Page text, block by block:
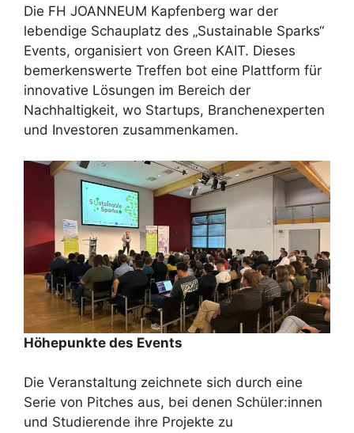
Die FH JOANNEUM Kapfenberg war der
lebendige Schauplatz des „Sustainable Sparks“
Events, organisiert von Green KAIT. Dieses
bemerkenswerte Treffen bot eine Plattform für
innovative Lösungen im Bereich der
Nachhaltigkeit, wo Startups, Branchenexperten
und Investoren zusammenkamen.
Höhepunkte des Events
Die Veranstaltung zeichnete sich durch eine
Serie von Pitches aus, bei denen Schüler:innen
und Studierende ihre Projekte zu